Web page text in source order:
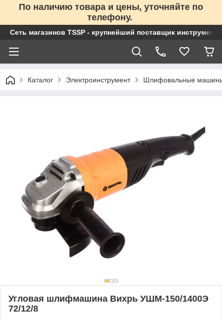
По наличию товара и цены, уточняйте по
телефону.
Сеть магазинов TSSP - крупнейший поставщик
Каталог Электроинструмент Шлифовальные
Угловая шлифмашина Вихрь УШМ-150/1400Э
72/12/8